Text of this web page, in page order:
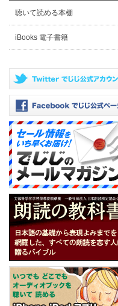
聴いて読める本棚
iBooks 電子書籍